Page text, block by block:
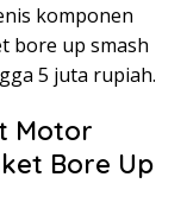
komponen
bore up smash
5 juta rupiah.
Motor
Bore Up